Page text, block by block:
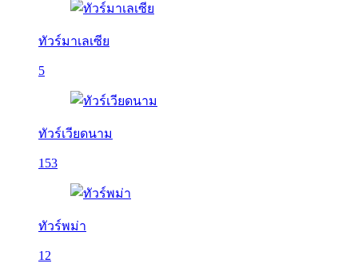
ทัวร์มาเลเซีย
5
ทัวร์เวียดนาม
153
ทัวร์พม่า
12